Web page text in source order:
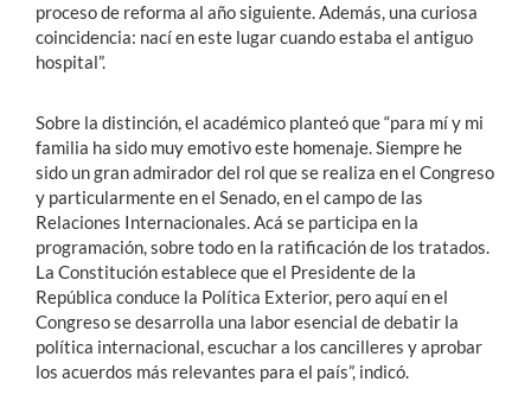
proceso de reforma al año siguiente. Además, una curiosa
coincidencia: nací en este lugar cuando estaba el antiguo
hospital”.
Sobre la distinción, el académico planteó que “para mí y mi
familia ha sido muy emotivo este homenaje. Siempre he
sido un gran admirador del rol que se realiza en el Congreso
y particularmente en el Senado, en el campo de las
Relaciones Internacionales. Acá se participa en la
programación, sobre todo en la ratificación de los tratados.
La Constitución establece que el Presidente de la
República conduce la Política Exterior, pero aquí en el
Congreso se desarrolla una labor esencial de debatir la
política internacional, escuchar a los cancilleres y aprobar
los acuerdos más relevantes para el país”, indicó.